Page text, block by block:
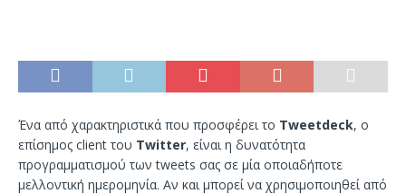
Ένα από χαρακτηριστικά που προσφέρει το Tweetdeck, ο
επίσημος client του Twitter, είναι η δυνατότητα
προγραμματισμού των tweets σας σε μία οποιαδήποτε
μελλοντική ημερομηνία. Αν και μπορεί να χρησιμοποιηθεί από